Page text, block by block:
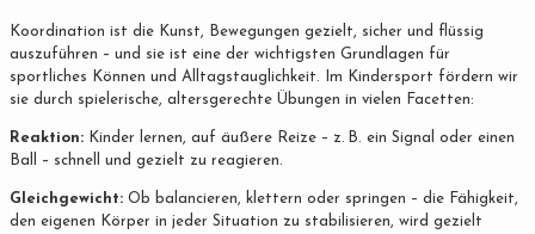
Koordination ist die Kunst, Bewegungen gezielt, sicher und flüssig
auszuführen – und sie ist eine der wichtigsten Grundlagen für
sportliches Können und Alltagstauglichkeit. Im Kindersport fördern wir
sie durch spielerische, altersgerechte Übungen in vielen Facetten:
Reaktion: Kinder lernen, auf äußere Reize – z. B. ein Signal oder einen
Ball – schnell und gezielt zu reagieren.
Gleichgewicht: Ob balancieren, klettern oder springen – die Fähigkeit,
den eigenen Körper in jeder Situation zu stabilisieren, wird gezielt